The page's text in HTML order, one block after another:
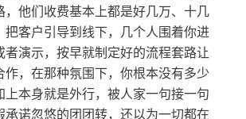
，他们收费基本上都是好几万、十几
把客户引导到线下，几个人围着你进
者演示，按早就制定好的流程套路让
作，在那种氛围下，你根本没有多少
上本身就是外行，被人家一句接一句
承诺忽悠的团团转，还以为一切都在